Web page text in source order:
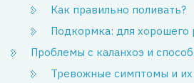
Как правильно поливать?
Подкормка: для хорошего
Проблемы с каланхоэ и
Тревожные симптомы и